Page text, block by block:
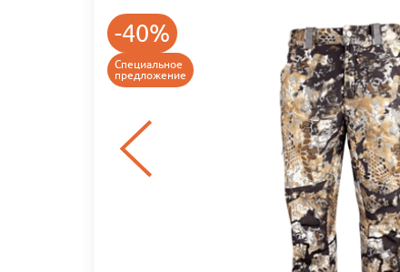
-40%
Специальное
предложение